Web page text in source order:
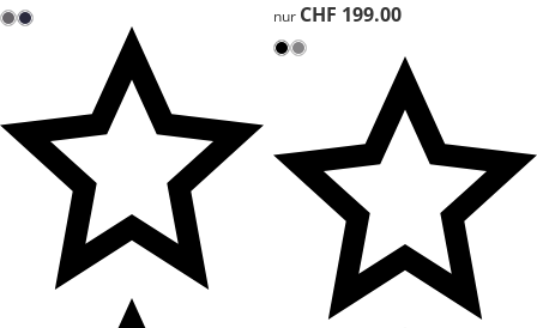
CHF 199.00
nur CHF 199.00